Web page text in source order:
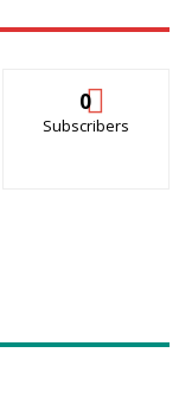
0
Subscribers